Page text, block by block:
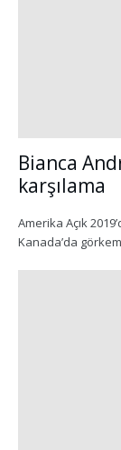
Bianca
karşılama
Amerika Açık
Kanada’da